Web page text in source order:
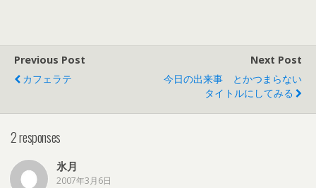
Previous Post
カフェラテ
Next Post
今日の出来事 とかつまらない
タイトルにしてみる
2 responses
氷月
2007年3月6日